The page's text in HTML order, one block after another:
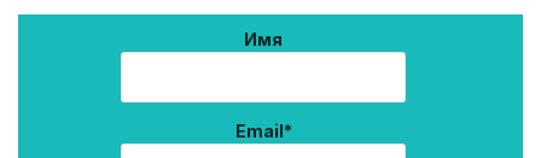
Имя
Email*